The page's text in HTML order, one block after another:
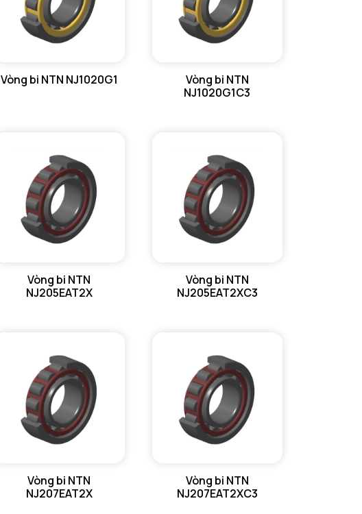
Vòng bi NTN NJ1020G1
Vòng bi NTN
NJ1020G1C3
Vòng bi NTN
NJ205EAT2X
Vòng bi NTN
NJ205EAT2XC3
Vòng bi NTN
NJ207EAT2X
Vòng bi NTN
NJ207EAT2XC3